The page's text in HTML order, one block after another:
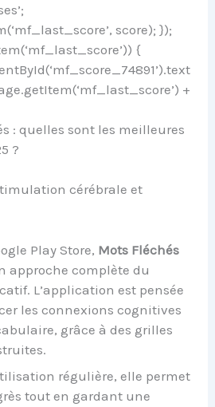
score); });
{
+
: quelles sont les meilleures
?
cérébrale et
Play Store, Mots Fléchés
approche complète du
L’application est pensée
les connexions cognitives
grâce à des grilles
régulière, elle permet
tout en gardant une